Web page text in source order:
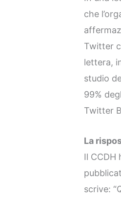
che
Twitter
lettera,
studio
99%
Twitter
La
Il CCDH
scrive: